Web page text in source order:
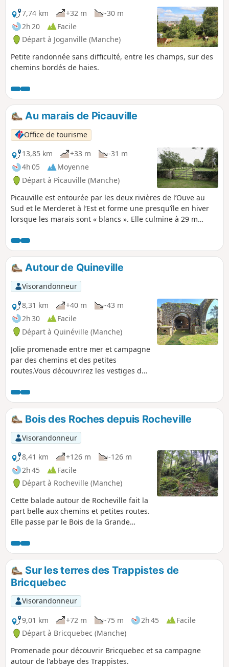
7,74 km
+32 m
-30 m
2h 20
Facile
Départ à Joganville (Manche)
Petite randonnée sans difficulté, entre les champs, sur des
chemins bordés de haies.
Au marais de Picauville
Office de tourisme
13,85 km
+33 m
-31 m
4h 05
Moyenne
Départ à Picauville (Manche)
Picauville est entourée par les deux rivières de l’Ouve au
Sud et le Merderet à l’Est et forme une presqu’île en hiver
lorsque les marais sont « blancs ». Elle culmine à 29 m
s‘enfonce dans le bocage le long de chemins creux ou
« chasses ».
Autour de Quineville
Visorandonneur
8,31 km
+40 m
-43 m
2h 30
Facile
Départ à Quinéville (Manche)
Jolie promenade entre mer et campagne
par des chemins et des petites
routes.Vous découvrirez les vestiges de
dominant la petite vallée de la Sinope.
En faisant le tour du charmant petit port
vous passerez sur les portes à flots.
Bois des Roches depuis Rocheville
Visorandonneur
8,41 km
+126 m
-126 m
2h 45
Facile
Départ à Rocheville (Manche)
Cette balade autour de Rocheville fait la
part belle aux chemins et petites routes.
Elle passe par le Bois de la Grande
allée couverte qui sont de véritables
curiosités dans le secteur. Il y a de
nombreux passages dans les bois ou en
forêt, plutôt à l'abri du soleil et qui
permettent de découvrir un Cotentin un
peu plus sauvage. Certains passages
peuvent être un peu humides selon la
saison et des chaussures de
randonnées sont conseillées pour
limiter les glissades.
Sur les terres des Trappistes de
Bricquebec
Visorandonneur
9,01 km
+72 m -75 m 2h 45
Facile
Départ à Bricquebec (Manche)
Promenade pour découvrir Bricquebec et sa campagne
autour de l'abbaye des Trappistes.